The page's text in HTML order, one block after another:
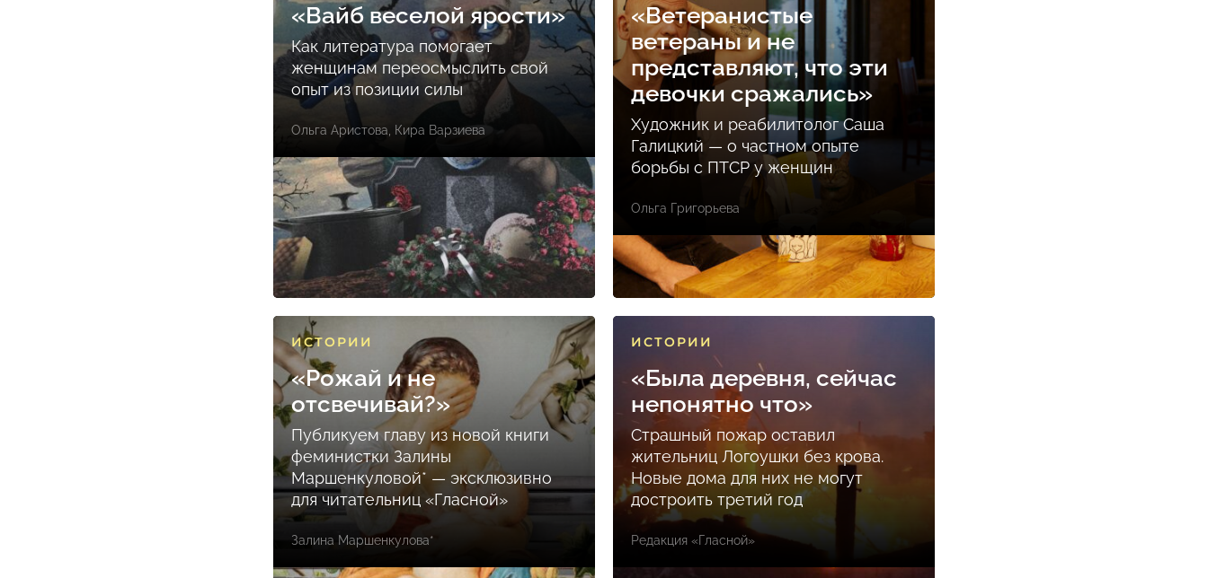
«Вайб веселой ярости»
Как литература помогает
женщинам переосмыслить свой
опыт из позиции силы
Ольга Аристова Кира Варзиева
«Ветеранистые
ветераны и не
представляют, что эти
девочки сражались»
Художник и реабилитолог Саша
Галицкий — о частном опыте
борьбы с ПТСР у женщин
Ольга Григорьева
ИСТОРИИ
«Рожай и не
отсвечивай?»
Публикуем главу из новой книги
феминистки Залины
Маршенкуловой* — эксклюзивно
для читательниц «Гласной»
Залина Маршенкулова*
ИСТОРИИ
«Была деревня, сейчас
непонятно что»
Страшный пожар оставил
жительниц Логоушки без крова.
Новые дома для них не могут
достроить третий год
Редакция «Гласной»